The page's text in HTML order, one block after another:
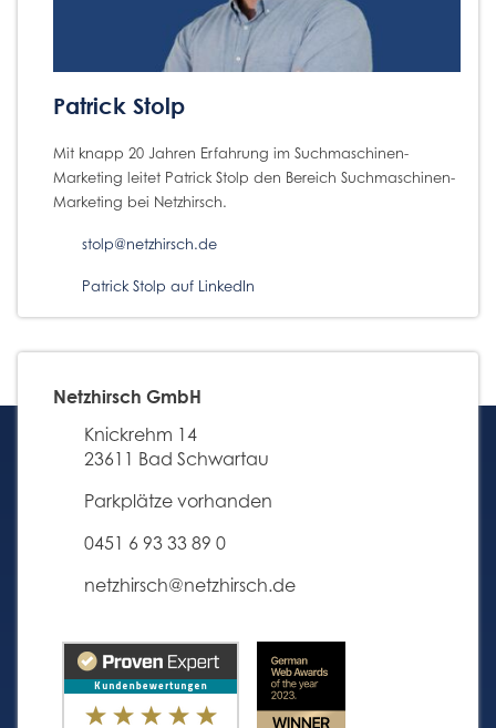
Patrick Stolp
Mit knapp 20 Jahren Erfahrung im Suchmaschinen-
Marketing leitet Patrick Stolp den Bereich Suchmaschinen-
Marketing bei Netzhirsch.
stolp@netzhirsch.de
Patrick Stolp auf LinkedIn
Netzhirsch GmbH
Knickrehm 14
23611 Bad Schwartau
Parkplätze vorhanden
0451 6 93 33 89 0
netzhirsch@netzhirsch.de